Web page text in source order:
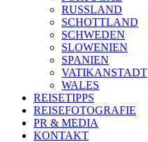
RUSSLAND
SCHOTTLAND
SCHWEDEN
SLOWENIEN
SPANIEN
VATIKANSTADT
WALES
REISETIPPS
REISEFOTOGRAFIE
PR & MEDIA
KONTAKT